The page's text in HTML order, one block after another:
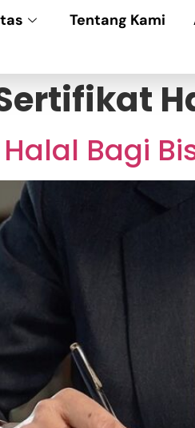
Tentang Kami
Bagi